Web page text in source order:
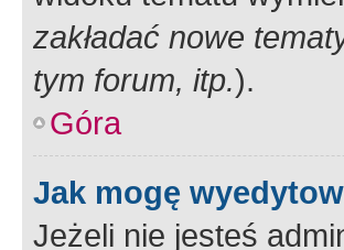
zakładać nowe
tym forum, itp.).
Góra
Jak mogę
Jeżeli nie jesteś